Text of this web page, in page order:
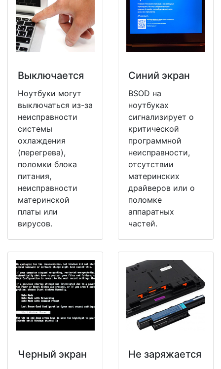
Выключается
Ноутбуки могут
выключаться из-за
неисправности
системы
охлаждения
(перегрева),
поломки блока
питания,
неисправности
материнской
платы или
вирусов.
Синий экран
BSOD на
ноутбуках
сигнализирует о
критической
программной
неисправности,
отсутствии
материнских
драйверов или о
поломке
аппаратных
частей.
Черный экран Не заряжается